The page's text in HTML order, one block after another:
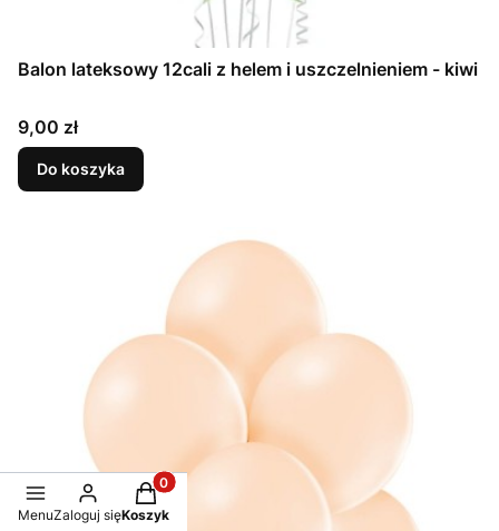
Balon lateksowy 12cali z helem i uszczelnieniem - kiwi
Cena
9,00 zł
Do koszyka
MenuZaloguj się
Produkty w koszyku: 0. Zobacz szczegóły
Koszyk